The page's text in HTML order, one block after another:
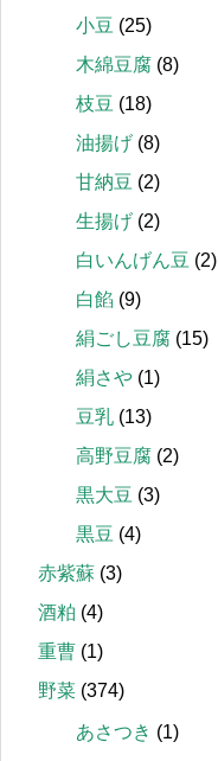
小豆 (25)
木綿豆腐 (8)
枝豆 (18)
油揚げ (8)
甘納豆 (2)
生揚げ (2)
白いんげん豆 (2)
白餡 (9)
絹ごし豆腐 (15)
絹さや (1)
豆乳 (13)
高野豆腐 (2)
黒大豆 (3)
黒豆 (4)
赤紫蘇 (3)
酒粕 (4)
重曹 (1)
野菜 (374)
あさつき (1)